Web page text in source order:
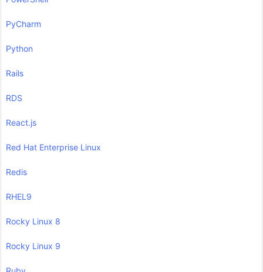
PyCharm
Python
Rails
RDS
React.js
Red Hat Enterprise Linux
Redis
RHEL9
Rocky Linux 8
Rocky Linux 9